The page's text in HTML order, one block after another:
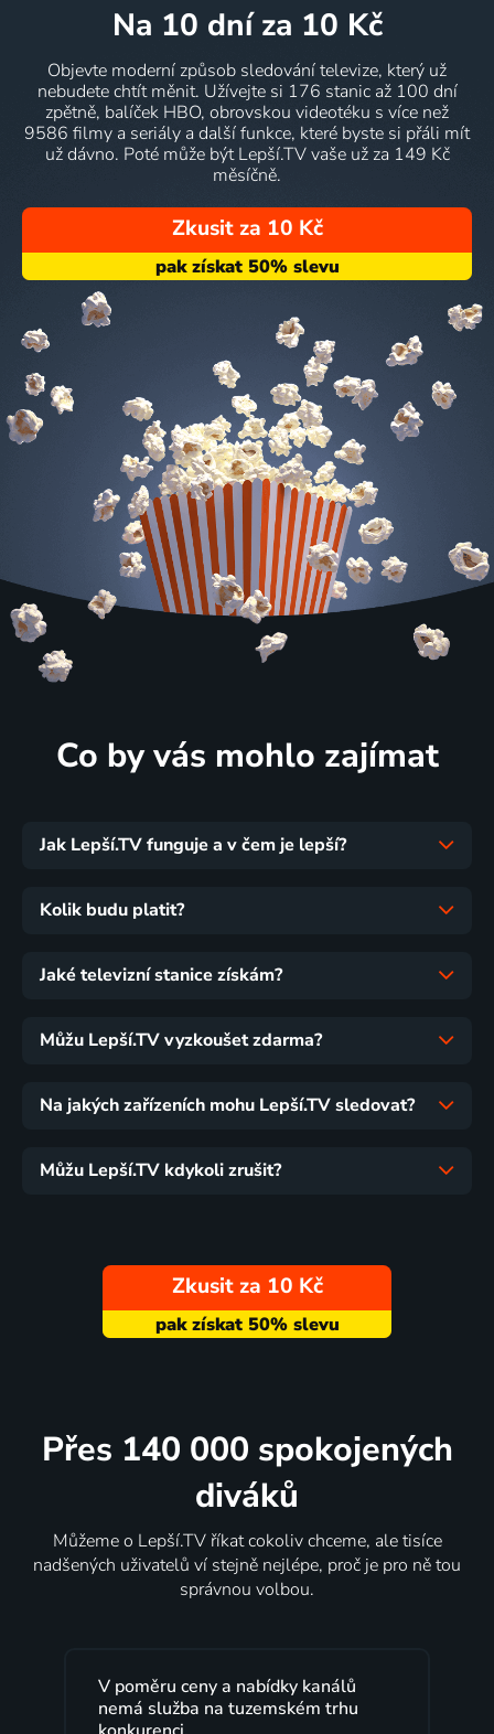
na 10 dní za 10 Kč
Objevte moderní způsob sledování televize, který už
nebudete chtít měnit. Užívejte si 176 stanic až 100 dní
zpětně, balíček HBO, obrovskou videotéku s více než
9586 filmy a seriály a další funkce, které byste si přáli mít
už dávno. Poté může být Lepší.TV vaše už za 149 Kč
měsíčně.
Zkusit za 10 Kč
Co by vás mohlo zajímat
Jak Lepší.TV funguje a v čem je lepší?
Kolik budu platit?
Jaké televizní stanice získám?
Můžu Lepší.TV vyzkoušet zdarma?
Na jakých zařízeních mohu Lepší.TV sledovat?
Můžu Lepší.TV kdykoli zrušit?
Zkusit za 10 Kč
Přes 140 000 spokojených
diváků
Můžeme o Lepší.TV říkat cokoliv chceme, ale tisíce
nadšených uživatelů ví stejně nejlépe, proč je pro ně tou
správnou volbou.
V poměru ceny a nabídky kanálů
nemá služba na tuzemském trhu